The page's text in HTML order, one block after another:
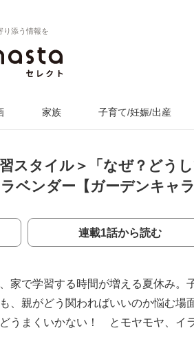
り添う情報を
家族 子育て/妊娠/出産
スタイル＞「なぜ？どう
ベンダー【ガーデンキャラ
連載1話から読む
家で学習する時間が増える夏休み。
、親がどう関わればいいのか悩む場
うまくいかない！ とモヤモヤ、イ